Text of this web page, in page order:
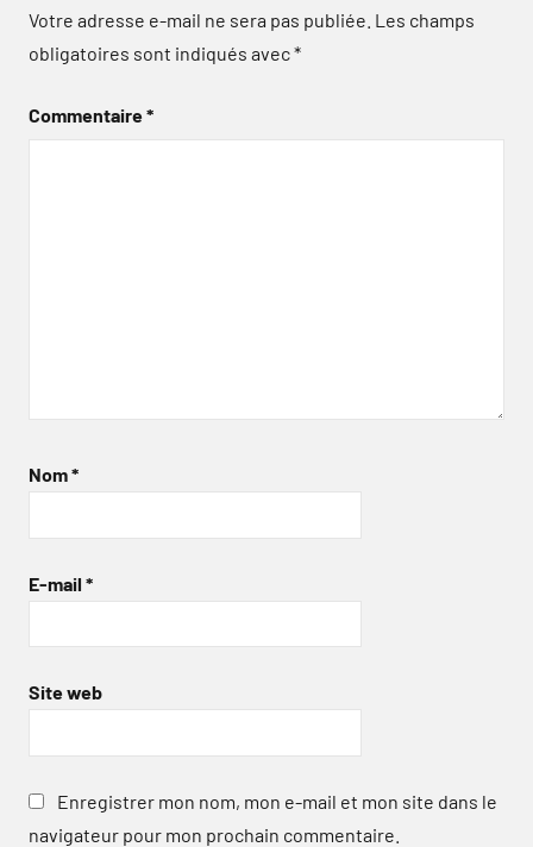
Votre adresse e-mail ne sera pas publiée. Les champs
obligatoires sont indiqués avec*
Commentaire*
Nom*
E-mail *
Site web
Enregistrer mon nom, mon e-mail et mon site dans le
navigateur pour mon prochain commentaire.